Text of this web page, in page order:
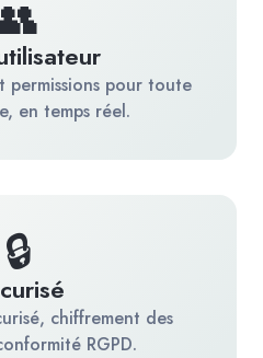
permissions pour toute
en temps réel.
🔒
chiffrement des
RGPD.